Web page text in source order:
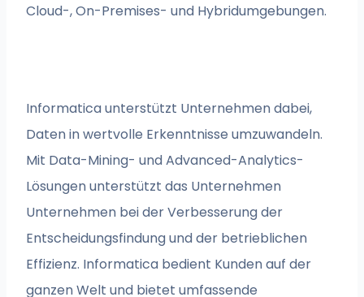
Cloud-, On-Premises- und Hybridumgebungen.
Informatica unterstützt Unternehmen dabei,
Daten in wertvolle Erkenntnisse umzuwandeln.
Mit Data-Mining- und Advanced-Analytics-
Lösungen unterstützt das Unternehmen
Unternehmen bei der Verbesserung der
Entscheidungsfindung und der betrieblichen
Effizienz. Informatica bedient Kunden auf der
ganzen Welt und bietet umfassende